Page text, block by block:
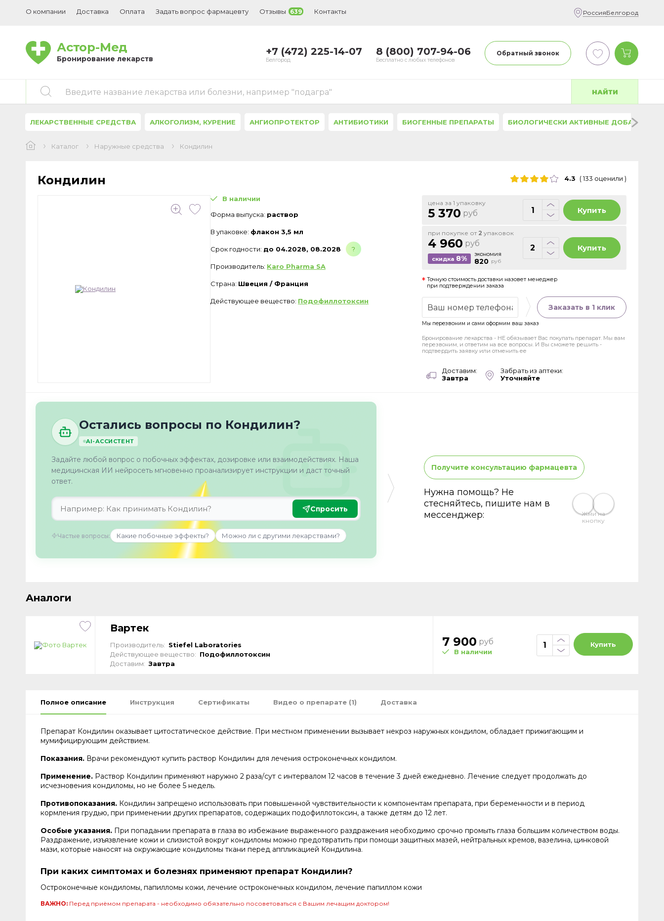
О компании Доставка Оплата Задать вопрос фармацевту Отзывы 639 Контакты РоссияБелгород
Астор-Мед
Бронирование лекарств
+7 (472) 225-14-07
Белгород
8 (800) 707-94-06
Бесплатно с любых телефонов
Обратный звонок
Введите название лекарства или болезни, например "подагра" НАЙТИ
ЛЕКАРСТВЕННЫЕ СРЕДСТВА АЛКОГОЛИЗМ, КУРЕНИЕ АНГИОПРОТЕКТОР АНТИБИОТИКИ БИОГЕННЫЕ ПРЕПАРАТЫ БИОЛОГИЧЕСКИ АКТИВНЫЕ ДОБАВКИ
Каталог Наружные средства Кондилин
Кондилин 4.3 (133 оценили )
В наличии
Форма выпуска: раствор
В упаковке: флакон 3,5 мл
Срок годности: до 04.2028, 08.2028 ?
Производитель: Karo Pharma SA
Страна: Швеция / Франция
Действующее вещество: Подофиллотоксин
цена за 1 упаковку
5 370 руб Купить
при покупке от 2 упаковок
4 960 руб
скидка 8% экономия
820 руб
Купить
Точную стоимость доставки назовет менеджер
при подтверждении заказа
Заказать в 1 клик
Мы перезвоним и сами оформим ваш заказ
Бронирование лекарства - НЕ обязывает Вас покупать препарат. Мы вам
перезвоним, и ответим на все вопросы. И Вы сможете решить -
подтвердить заявку или отменить ее
Доставим:
Завтра
Забрать из аптеки:
Уточняйте
Остались вопросы по Кондилин?
AI-АССИСТЕНТ
Задайте любой вопрос о побочных эффектах, дозировке или взаимодействиях. Наша
медицинская ИИ нейросеть мгновенно проанализирует инструкции и даст точный
ответ.
Спросить
Частые вопросы: Какие побочные эффекты? Можно ли с другими лекарствами?
Получите консультацию фармацевта
Нужна помощь? Не
стесняйтесь, пишите нам в
мессенджер:
Жми на
кнопку
Аналоги
Вартек
Производитель: Stiefel Laboratories
Действующее вещество: Подофиллотоксин
Доставим: Завтра
7 900 руб
В наличии
Купить
Полное описание Инструкция Сертификаты Видео о препарате (1) Доставка
Препарат Кондилин оказывает цитостатическое действие. При местном применении вызывает некроз наружных кондилом, обладает прижигающим и
мумифицирующим действием.
Показания. Врачи рекомендуют купить раствор Кондилин для лечения остроконечных кондилом.
Применение. Раствор Кондилин применяют наружно 2 раза/сут с интервалом 12 часов в течение 3 дней ежедневно. Лечение следует продолжать до
исчезновения кондиломы, но не более 5 недель.
Противопоказания. Кондилин запрещено использовать при повышенной чувствительности к компонентам препарата, при беременности и в период
кормления грудью, при применении других препаратов, содержащих подофиллотоксин, а также детям до 12 лет.
Особые указания. При попадании препарата в глаза во избежание выраженного раздражения необходимо срочно промыть глаза большим количеством воды.
Раздражение, изъязвление кожи и слизистой вокруг кондиломы можно предотвратить при помощи защитных мазей, нейтральных кремов, вазелина, цинковой
мази, которые наносят на окружающие кондиломы ткани перед аппликацией Кондилина.
При каких симптомах и болезнях применяют препарат Кондилин?
Остроконечные кондиломы, папилломы кожи, лечение остроконечных кондилом, лечение папиллом кожи
ВАЖНО: Перед приёмом препарата - необходимо обязательно посоветоваться с Вашим лечащим доктором!